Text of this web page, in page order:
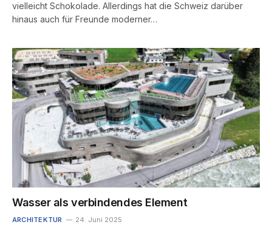
vielleicht Schokolade. Allerdings hat die Schweiz darüber
hinaus auch für Freunde moderner…
Wasser als verbindendes Element
ARCHITEKTUR 24. Juni 2025